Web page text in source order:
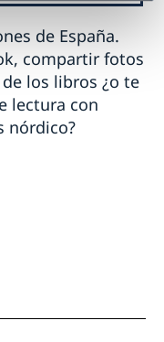
de España.
compartir fotos
los libros ¿o te
lectura con
nórdico?